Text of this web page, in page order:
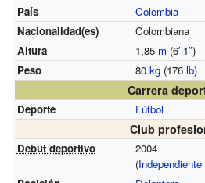
País
Colombia
Nacionalidad(es)
Colombiana
Altura
1,85 m (6′1″)
Peso
80 kg(176 lb)
Carrera
Deporte Fútbol
Club
Debut deportivo
2004
(